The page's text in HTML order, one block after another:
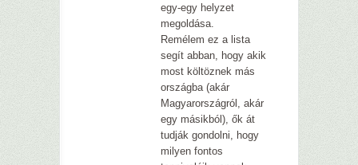
egy-egy helyzet
megoldása.
Remélem ez a lista
segít abban, hogy akik
most költöznek más
országba (akár
Magyarországról, akár
egy másikból), ők át
tudják gondolni, hogy
milyen fontos